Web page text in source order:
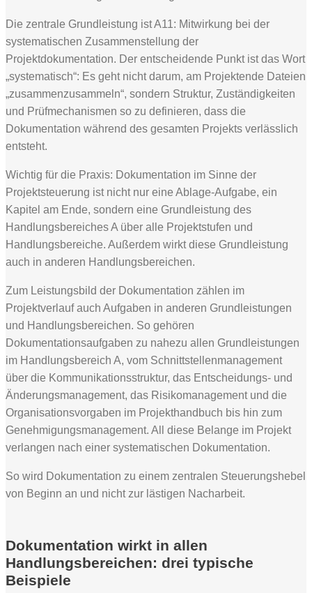
Die zentrale Grundleistung ist A11: Mitwirkung bei der
systematischen Zusammenstellung der
Projektdokumentation. Der entscheidende Punkt ist das Wort
„systematisch“: Es geht nicht darum, am Projektende Dateien
„zusammenzusammeln“, sondern Struktur, Zuständigkeiten
und Prüfmechanismen so zu definieren, dass die
Dokumentation während des gesamten Projekts verlässlich
entsteht.
Wichtig für die Praxis: Dokumentation im Sinne der
Projektsteuerung ist nicht nur eine Ablage-Aufgabe, ein
Kapitel am Ende, sondern eine Grundleistung des
Handlungsbereiches A über alle Projektstufen und
Handlungsbereiche. Außerdem wirkt diese Grundleistung
auch in anderen Handlungsbereichen.
Zum Leistungsbild der Dokumentation zählen im
Projektverlauf auch Aufgaben in anderen Grundleistungen
und Handlungsbereichen. So gehören
Dokumentationsaufgaben zu nahezu allen Grundleistungen
im Handlungsbereich A, vom Schnittstellenmanagement
über die Kommunikationsstruktur, das Entscheidungs- und
Änderungsmanagement, das Risikomanagement und die
Organisationsvorgaben im Projekthandbuch bis hin zum
Genehmigungsmanagement. All diese Belange im Projekt
verlangen nach einer systematischen Dokumentation.
So wird Dokumentation zu einem zentralen Steuerungshebel
von Beginn an und nicht zur lästigen Nacharbeit.
Dokumentation wirkt in allen
Handlungsbereichen: drei typische
Beispiele